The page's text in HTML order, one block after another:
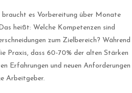
es Vorbereitung über Monate
heißt: Welche Kompetenzen sind
zum Zielbereich? Während
Praxis, dass 60-70% der alten Stärken
Erfahrungen und neuen Anforderungen
Arbeitgeber.